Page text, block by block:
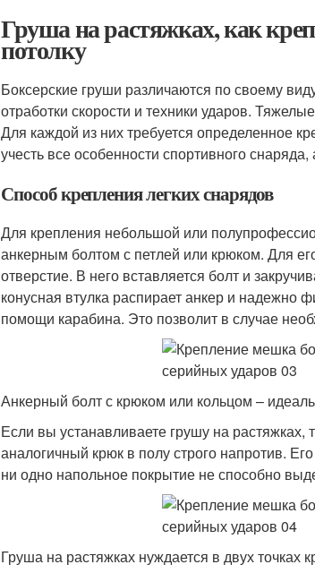
Груша на растяжках, как
потолку
Боксерские груши различаются по своему
отработки скорости и техники ударов.
Для каждой из них требуется определенное
учесть все особенности спортивного
Способ крепления легких снарядов
Для крепления небольшой или
анкерным болтом с петлей или крюком. Для
отверстие. В него вставляется болт и
конусная втулка распирает анкер и надежно
помощи карабина. Это позволит в случае
Анкерный болт с крюком или кольцом –
Если вы устанавливаете грушу на растяжках,
аналогичный крюк в полу строго напротив.
ни одно напольное покрытие не способно
Груша на растяжках нуждается в двух точках